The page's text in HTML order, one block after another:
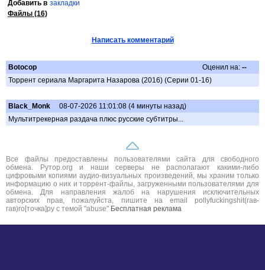
Добавить в закладки
Файлы (16)
Написать комментарий
Botocop Оценил на: --
Торрент сериала Маргарита Назарова (2016) (Серии 01-16)
Black_Monk
08-07-2026 11:01:08 (4 минуты назад)
Мультитрекерная раздача плюс русские субтитры...
Все файлы предоставлены пользователями сайта для свободного
обмена. Рутор.org и наши серверы не располагают какими-либо
цифровыми копиями аудио-визуальных произведений, мы храним только
информацию о них и торрент-файлы, загруженными пользователями для
обмена. Для направления жалоб на нарушения исключительных
авторских прав, пожалуйста, пишите на email pollyfuckingshit(гав-
гав)ro[точка]ру с темой "abuse" Бесплатная реклама